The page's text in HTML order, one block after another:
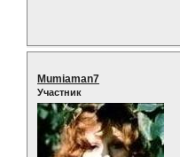
Mumiaman7
Участник